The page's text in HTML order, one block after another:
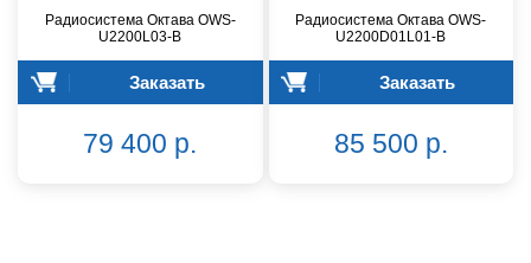
Радиосистема Октава OWS-
U2200L03-B
Заказать
79 400 р.
Радиосистема Октава OWS-
U2200D01L01-B
Заказать
85 500 р.